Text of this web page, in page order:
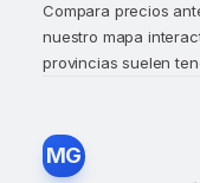
Compara precios
nuestro mapa
provincias suelen
MG